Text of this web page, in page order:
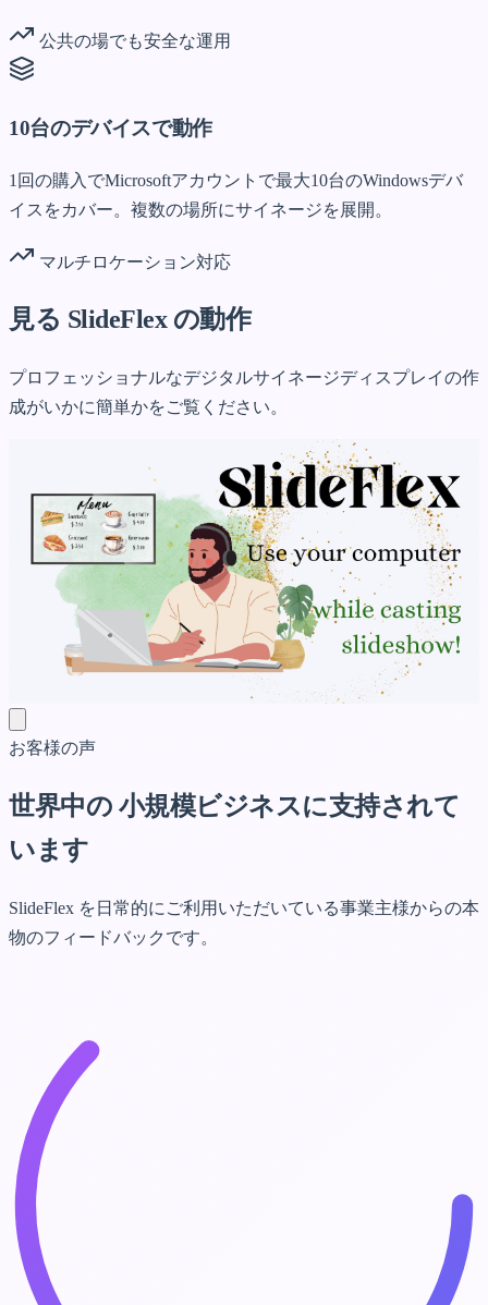
公共の場でも安全な運用
10台のデバイスで動作
1回の購入でMicrosoftアカウントで最大10台のWindowsデバ
イスをカバー。複数の場所にサイネージを展開。
マルチロケーション対応
見る SlideFlex の動作
プロフェッショナルなデジタルサイネージディスプレイの作
成がいかに簡単かをご覧ください。
お客様の声
世界中の 小規模ビジネスに支持されて
います
SlideFlex を日常的にご利用いただいている事業主様からの本
物のフィードバックです。